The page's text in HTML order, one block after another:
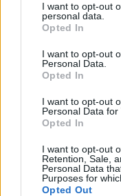
I want to opt-out
personal data.
Opted In
I want to opt-out
Personal Data.
Opted In
I want to opt-out
Personal Data for
Opted In
I want to opt-out
Retention, Sale,
Personal Data
Purposes for
Opted Out
HOLLYWOOD
Χρυσές Σφαίρες
της βραδιάς
@09-01-2017